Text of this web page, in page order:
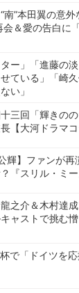
南”本田翼の意
会＆愛の告白に
ー」「進藤の
ている」「崎
い」
十三回「輝きの
【大河ドラマコ
輝】ファンが
『スリル・ミ
之介＆木村達
ャストで挑む
で「ドイツを